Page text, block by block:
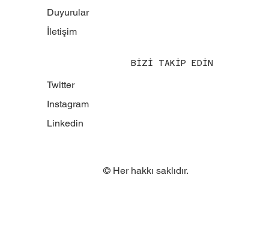
Duyurular
İletişim
BİZİ TAKİP EDİN
Twitter
Instagram
Linkedin
© Her hakkı saklıdır.